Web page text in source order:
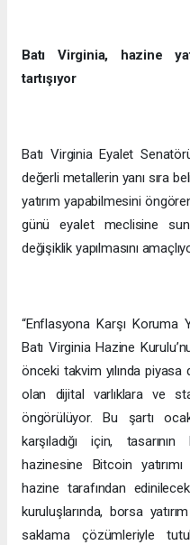
Batı Virginia, hazine
tartışıyor
Batı Virginia Eyalet
değerli metallerin yanı sıra
yatırım yapabilmesini
günü eyalet meclisine
değişiklik yapılmasını
“Enflasyona Karşı Koruma
Batı Virginia Hazine
önceki takvim yılında
olan dijital varlıklara ve
öngörülüyor. Bu şartı
karşıladığı için,
hazinesine Bitcoin
hazine tarafından
kuruluşlarında, borsa
saklama çözümleriyle